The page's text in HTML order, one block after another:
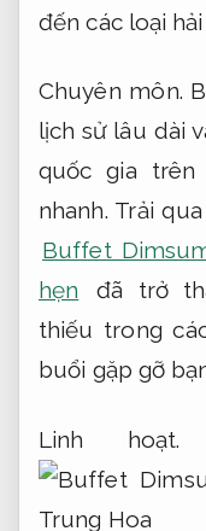
đến các loại
Chuyên môn.
lịch sử lâu dài
quốc gia trên
nhanh. Trải
Buffet
hẹn
đã trở
thiếu trong
buổi gặp gỡ
Linh hoạt.